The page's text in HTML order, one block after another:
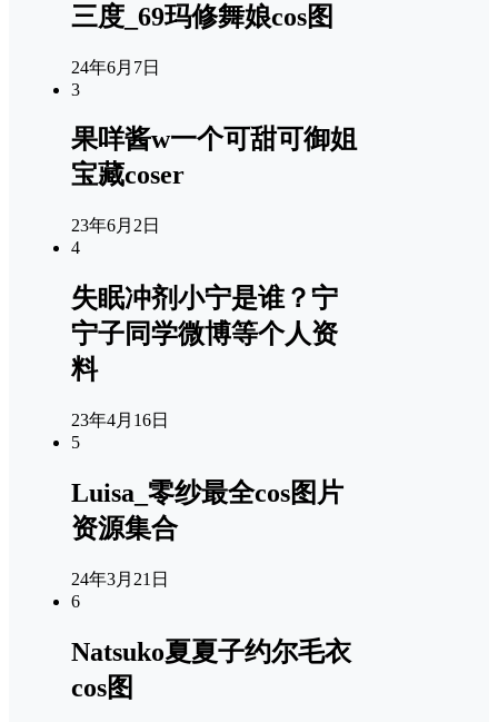
三度_69玛修舞娘cos图
24年6月7日
3
果咩酱w一个可甜可御姐
宝藏coser
23年6月2日
4
失眠冲剂小宁是谁？宁
宁子同学微博等个人资
料
23年4月16日
5
Luisa_零纱最全cos图片
资源集合
24年3月21日
6
Natsuko夏夏子约尔毛衣
cos图